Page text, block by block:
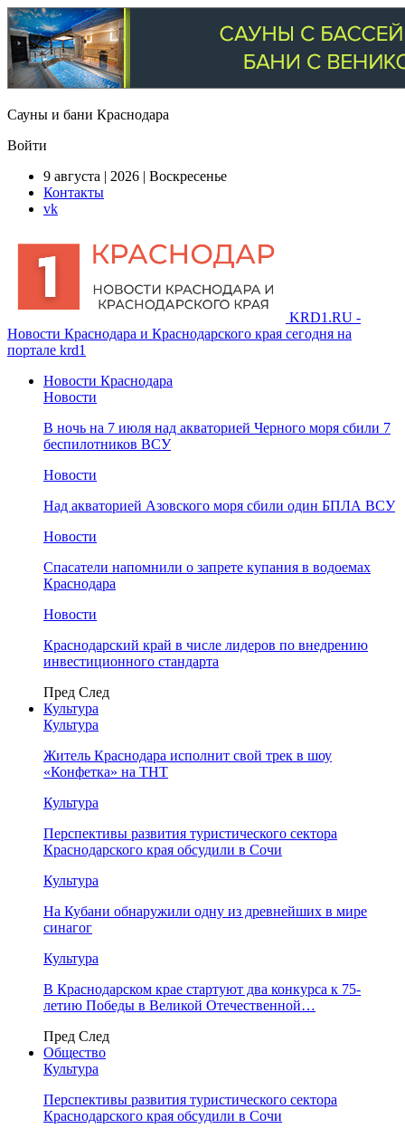
Сауны и бани Краснодара
Войти
9 августа | 2026 | Воскресенье
Контакты
vk
KRD1.RU -
Новости Краснодара и Краснодарского края сегодня на
портале krd1
Новости Краснодара
Новости
В ночь на 7 июля над акваторией Черного моря сбили 7
беспилотников ВСУ
Новости
Над акваторией Азовского моря сбили один БПЛА ВСУ
Новости
Спасатели напомнили о запрете купания в водоемах
Краснодара
Новости
Краснодарский край в числе лидеров по внедрению
инвестиционного стандарта
Пред След
Культура
Культура
Житель Краснодара исполнит свой трек в шоу
«Конфетка» на ТНТ
Культура
Перспективы развития туристического сектора
Краснодарского края обсудили в Сочи
Культура
На Кубани обнаружили одну из древнейших в мире
синагог
Культура
В Краснодарском крае стартуют два конкурса к 75-
летию Победы в Великой Отечественной…
Пред След
Общество
Культура
Перспективы развития туристического сектора
Краснодарского края обсудили в Сочи